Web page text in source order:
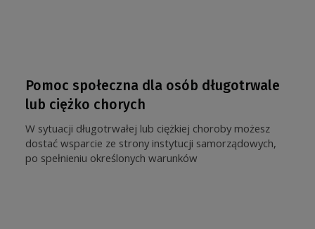
Pomoc społeczna dla osób długotrwale
lub ciężko chorych
W sytuacji długotrwałej lub ciężkiej choroby możesz
dostać wsparcie ze strony instytucji samorządowych,
po spełnieniu określonych warunków